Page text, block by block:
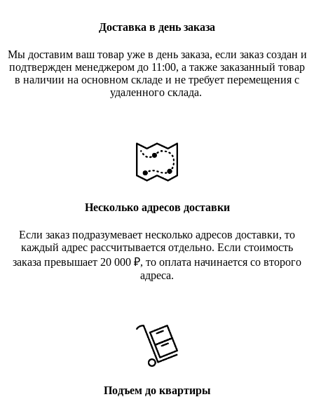
Доставка в день заказа
Мы доставим ваш товар уже в день заказа, если заказ создан и
подтвержден менеджером до 11:00, а также заказанный товар
в наличии на основном складе и не требует перемещения с
удаленного склада.
Несколько адресов доставки
Если заказ подразумевает несколько адресов доставки, то
каждый адрес рассчитывается отдельно. Если стоимость
заказа превышает 20 000 ₽, то оплата начинается со второго
адреса.
Подъем до квартиры